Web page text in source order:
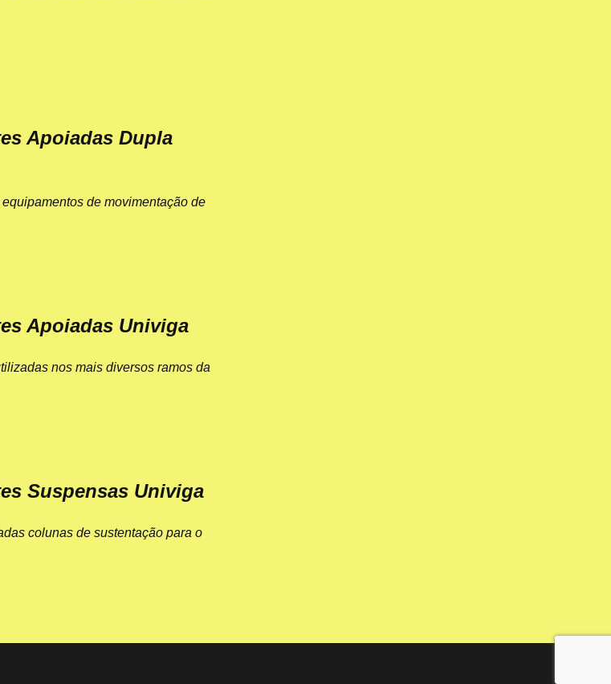
Apoiadas Dupla
de movimentação de
Apoiadas Univiga
nos mais diversos ramos da
Suspensas Univiga
colunas de sustentação para o